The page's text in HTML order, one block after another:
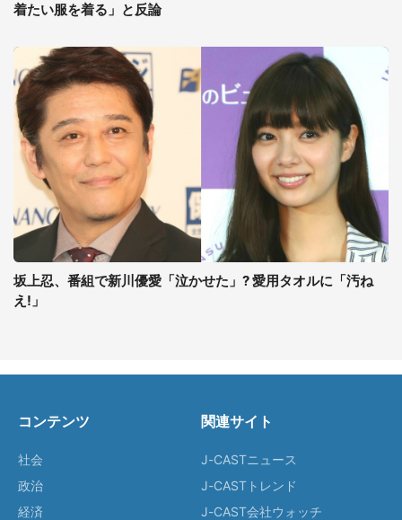
着たい服を着る」と反論
坂上忍、番組で新川優愛「泣かせた」? 愛用タオルに「汚ね
え!」
コンテンツ
社会
政治
経済
関連サイト
J-CASTニュース
J-CASTトレンド
J-CAST会社ウォッチ